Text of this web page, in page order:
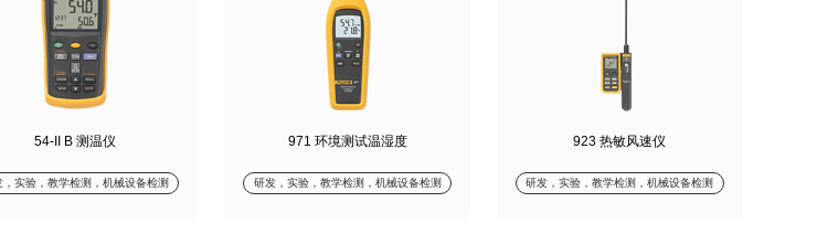
54-II B 测温仪
，实验，教学检测，机械设备检测
971 环境测试温湿度
研发，实验，教学检测，机械设备检测
923 热敏风速仪
研发，实验，教学检测，机械设备检测